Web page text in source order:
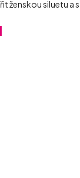
ženskou siluetu